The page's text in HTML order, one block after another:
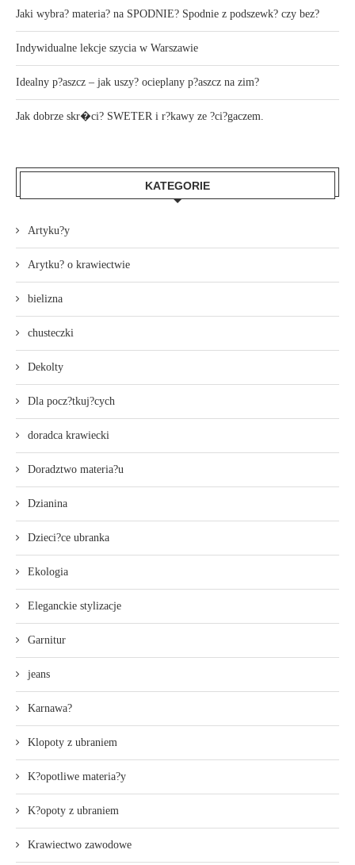
Jaki wybra? materia? na SPODNIE? Spodnie z podszewk? czy bez?
Indywidualne lekcje szycia w Warszawie
Idealny p?aszcz – jak uszy? ocieplany p?aszcz na zim?
Jak dobrze skr�ci? SWETER i r?kawy ze ?ci?gaczem.
KATEGORIE
Artyku?y
Arytku? o krawiectwie
bielizna
chusteczki
Dekolty
Dla pocz?tkuj?cych
doradca krawiecki
Doradztwo materia?u
Dzianina
Dzieci?ce ubranka
Ekologia
Eleganckie stylizacje
Garnitur
jeans
Karnawa?
Klopoty z ubraniem
K?opotliwe materia?y
K?opoty z ubraniem
Krawiectwo zawodowe